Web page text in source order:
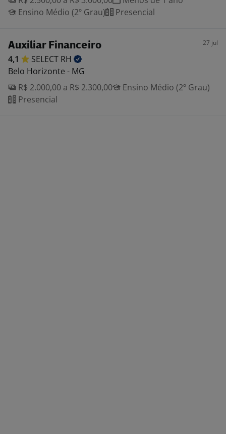
Ensino Médio (2º Grau)
Presencial
Auxiliar Financeiro 27 jul
4,1 SELECT RH
Belo Horizonte - MG
R$ 2.000,00 a R$ 2.300,00
Ensino Médio (2º Grau)
Presencial